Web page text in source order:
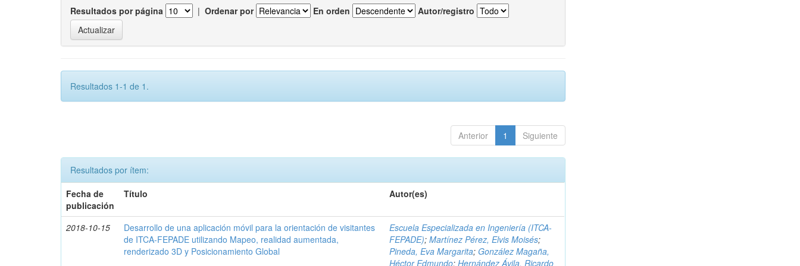
Resultados por página | Ordenar por En orden Autor/registro
Resultados 1-1 de 1.
Anterior 1 Siguiente
Resultados por ítem:
Fecha de
publicación
Título Autor(es)
2018-10-15
Desarrollo de una aplicación móvil para la orientación de visitantes
de ITCA-FEPADE utilizando Mapeo, realidad aumentada,
renderizado 3D y Posicionamiento Global
Escuela Especializada en Ingeniería (ITCA-
FEPADE);Martínez Pérez, Elvis Moisés;
Pineda, Eva Margarita; González Magaña,
Héctor Edmundo;Hernández Ávila, Ricardo